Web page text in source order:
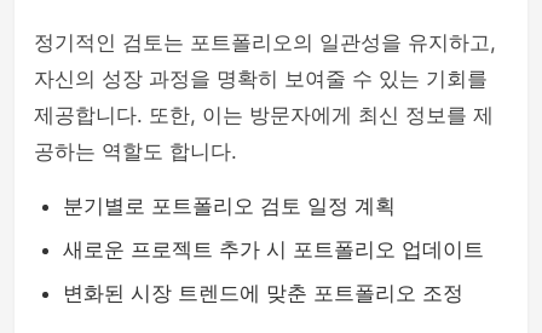
정기적인 검토는 포트폴리오의 일관성을 유지하고,
자신의 성장 과정을 명확히 보여줄 수 있는 기회를
제공합니다. 또한, 이는 방문자에게 최신 정보를 제
공하는 역할도 합니다.
분기별로 포트폴리오 검토 일정 계획
새로운 프로젝트 추가 시 포트폴리오 업데이트
변화된 시장 트렌드에 맞춘 포트폴리오 조정